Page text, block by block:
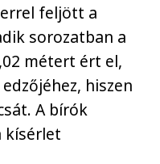
feljött a
sorozatban a
métert ért el,
hiszen
A bírók
kísérlet